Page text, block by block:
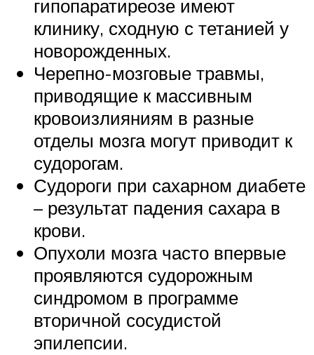
гипопаратиреозе имеют
клинику, сходную с тетанией у
новорожденных.
Черепно-мозговые травмы,
приводящие к массивным
кровоизлияниям в разные
отделы мозга могут приводит к
судорогам.
Судороги при сахарном диабете
– результат падения сахара в
крови.
Опухоли мозга часто впервые
проявляются судорожным
синдромом в программе
вторичной сосудистой
эпилепсии.